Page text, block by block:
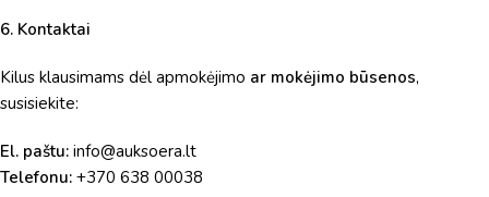
6. Kontaktai
Kilus klausimams dėl apmokėjimo ar mokėjimo būsenos,
susisiekite:
El. paštu: info@auksoera.lt
Telefonu: +370 638 00038